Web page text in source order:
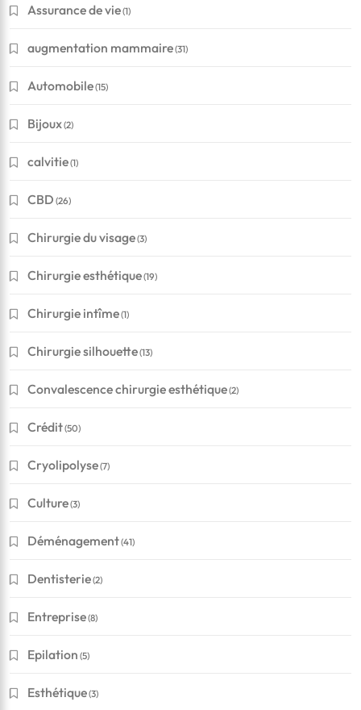
Assurance de vie(1)
augmentation mammaire(31)
Automobile(15)
Bijoux(2)
calvitie(1)
CBD (26)
Chirurgie du visage(3)
Chirurgie esthétique(19)
Chirurgie intîme(1)
Chirurgie silhouette(13)
Convalescence chirurgie esthétique(2)
Crédit(50)
Cryolipolyse(7)
Culture(3)
Déménagement(41)
Dentisterie(2)
Entreprise(8)
Epilation (5)
Esthétique(3)